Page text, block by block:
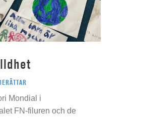
Mondial i
FN-filuren och de